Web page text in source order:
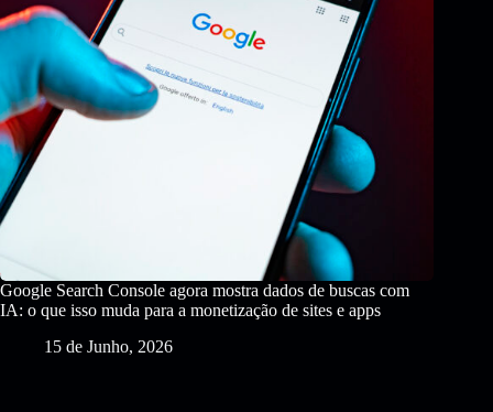
Google Search Console agora mostra dados de buscas com
IA: o que isso muda para a monetização de sites e apps
15 de Junho, 2026